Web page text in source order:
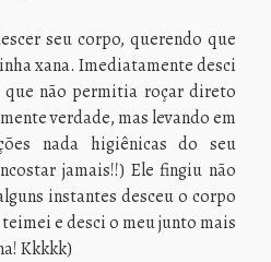
seu corpo, querendo que
xana. Imediatamente desci
não permitia roçar direto
verdade, mas levando em
nada higiênicas do seu
jamais!!) Ele fingiu não
instantes desceu o corpo
e desci o meu junto mais
Kkkkk)